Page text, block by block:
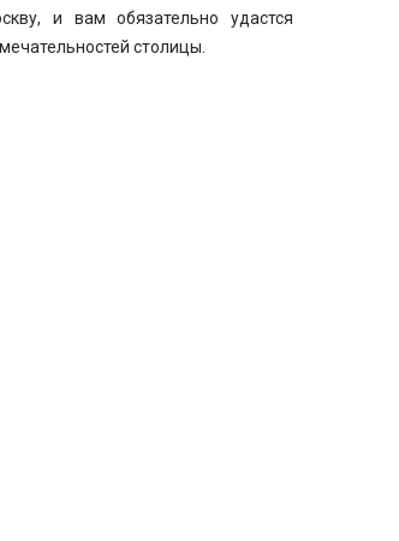
и вам обязательно удастся
столицы.